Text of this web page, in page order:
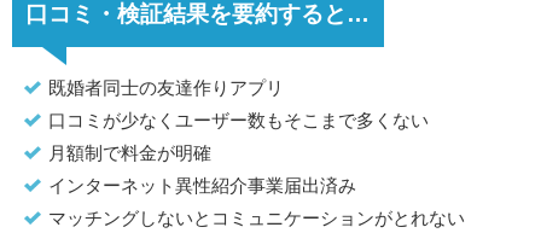
口コミ・検証結果を要約すると…
既婚者同士の友達作りアプリ
口コミが少なくユーザー数もそこまで多くない
月額制で料金が明確
インターネット異性紹介事業届出済み
マッチングしないとコミュニケーションがとれない